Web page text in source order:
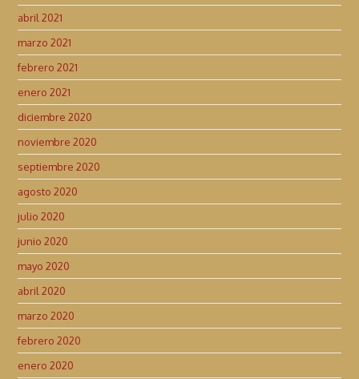
abril 2021
marzo 2021
febrero 2021
enero 2021
diciembre 2020
noviembre 2020
septiembre 2020
agosto 2020
julio 2020
junio 2020
mayo 2020
abril 2020
marzo 2020
febrero 2020
enero 2020